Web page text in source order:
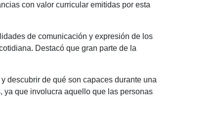
con valor curricular emitidas por esta
de comunicación y expresión de los
Destacó que gran parte de la
descubrir de qué son capaces durante una
ya que involucra aquello que las personas